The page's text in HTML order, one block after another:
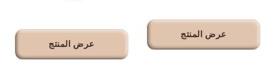
عرض المنتج
عرض المنتج